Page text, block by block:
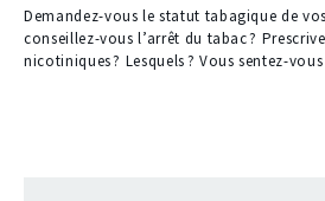
Demandez-vous le statut tabagique de
conseillez-vous l’arrêt du tabac ?
nicotiniques ? Lesquels ? Vous sentez-